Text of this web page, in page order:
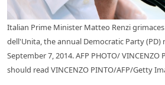
Italian Prime Minister Matteo Renzi
dell'Unita, the annual Democratic Party
September 7, 2014. AFP PHOTO/
should read VINCENZO PINTO/AFP/Getty